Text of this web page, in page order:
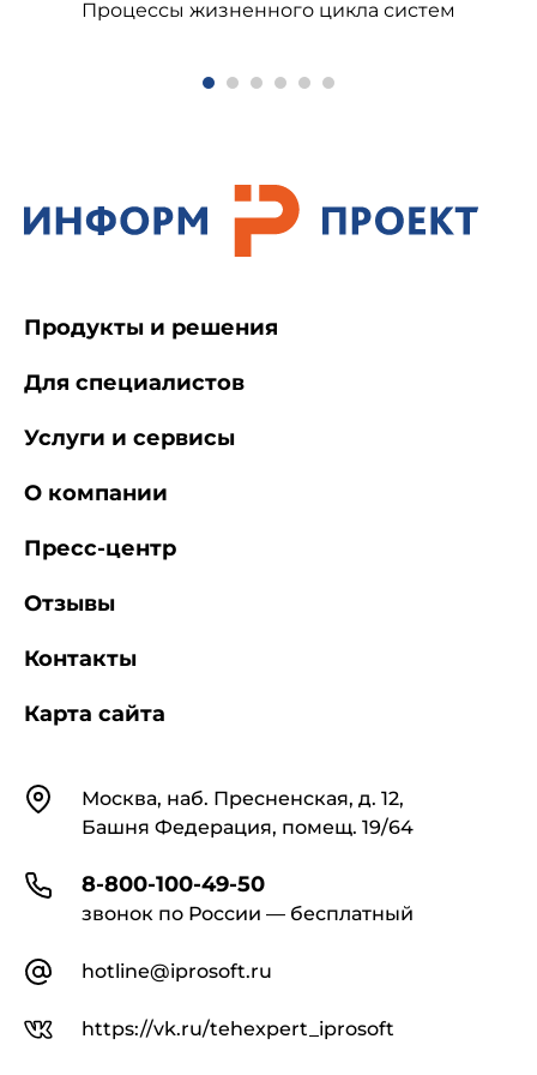
ГОСТ Р ИСО/МЭК 14443-1-2004 Карты
действия. Часть 1. Физические характеристики
по информации, библиотечному и
издательскому делу. Представление дат и
ГОСТ 16330-85 Системы обработки
Типы, основные параметры и размеры
оттискам шрифтов для оптического чтения
ГОСТ 29107-91 (МЭК 748-2-85) Приборы
полупроводниковые. Микросхемы
интегральные. Часть 2. Цифровые
Процессы жизненного цикла систем
КонтактыМосква, наб. Пресненская, д. 12,
Башня Федерация, помещ. 19/64
8-800-100-49-50
звонок по России — бесплатный
hotline@iprosoft.ru
https://vk.ru/tehexpert_iprosoft
Продукты и решения
Для специалистов
Услуги и сервисы
О компании
Пресс-центр
Отзывы
Контакты
Карта сайта